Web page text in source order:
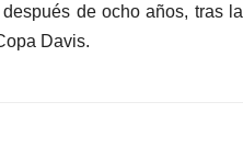
de ocho años, tras la
Davis.